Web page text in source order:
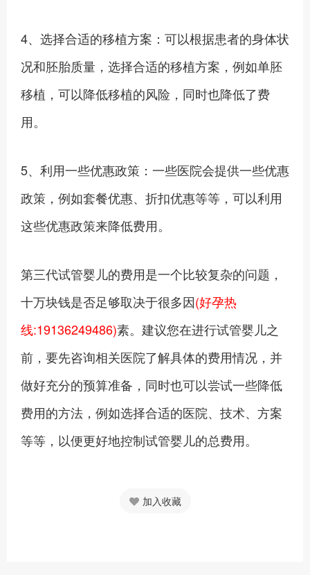
4、选择合适的移植方案：可以根据患者的身体状
况和胚胎质量，选择合适的移植方案，例如单胚
移植，可以降低移植的风险，同时也降低了费
用。
5、利用一些优惠政策：一些医院会提供一些优惠
政策，例如套餐优惠、折扣优惠等等，可以利用
这些优惠政策来降低费用。
第三代试管婴儿的费用是一个比较复杂的问题，
十万块钱是否足够取决于很多因(好孕热
线:19136249486)素。建议您在进行试管婴儿之
前，要先咨询相关医院了解具体的费用情况，并
做好充分的预算准备，同时也可以尝试一些降低
费用的方法，例如选择合适的医院、技术、方案
等等，以便更好地控制试管婴儿的总费用。
加入收藏